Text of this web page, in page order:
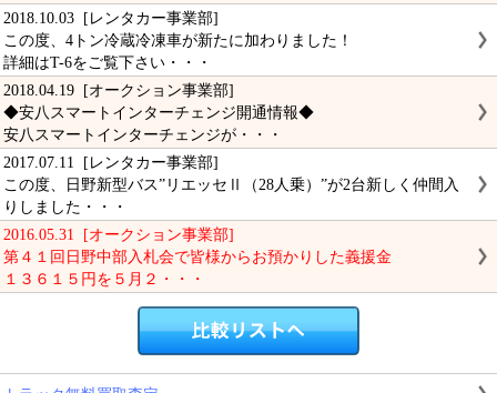
2018.10.03 [レンタカー事業部]
この度、4トン冷蔵冷凍車が新たに加わりました！
詳細はT-6をご覧下さい・・・
2018.04.19 [オークション事業部]
◆安八スマートインターチェンジ開通情報◆
安八スマートインターチェンジが・・・
2017.07.11 [レンタカー事業部]
この度、日野新型バス”リエッセⅡ（28人乗）”が2台新しく仲間入
りしました・・・
2016.05.31 [オークション事業部]
第４１回日野中部入札会で皆様からお預かりした義援金
１３６１５円を５月２・・・